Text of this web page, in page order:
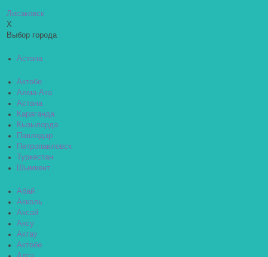
Лисаковск
X
Выбор города
Астана
Актобе
Алма-Ата
Астана
Караганда
Кызылорда
Павлодар
Петропавловск
Туркестан
Шымкент
Абай
Акколь
Аксай
Аксу
Актау
Актобе